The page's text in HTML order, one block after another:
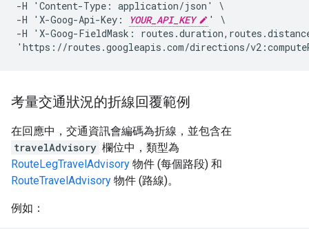
-H 'Content-Type: application/json' \
-H 'X-Goog-Api-Key:
YOUR_API_KEY
' \
-H 'X-Goog-FieldMask:
'https://routes.googleapis.com/directions/
考量交通狀況的折線回覆範例
在回應中，交通資訊會編碼為折線，並包含在
travelAdvisory 欄位中，類型為
RouteLegTravelAdvisory 物件 (每個路段) 和
RouteTravelAdvisory 物件 (路線)。
例如：